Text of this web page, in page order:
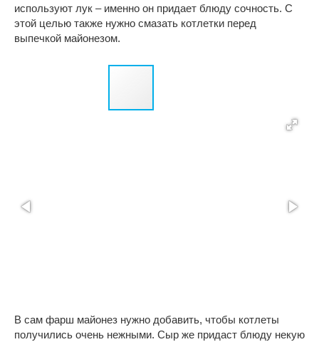
используют лук – именно он придает блюду сочность. С
этой целью также нужно смазать котлетки перед
выпечкой майонезом.
В сам фарш майонез нужно добавить, чтобы котлеты
получились очень нежными. Сыр же придаст блюду некую